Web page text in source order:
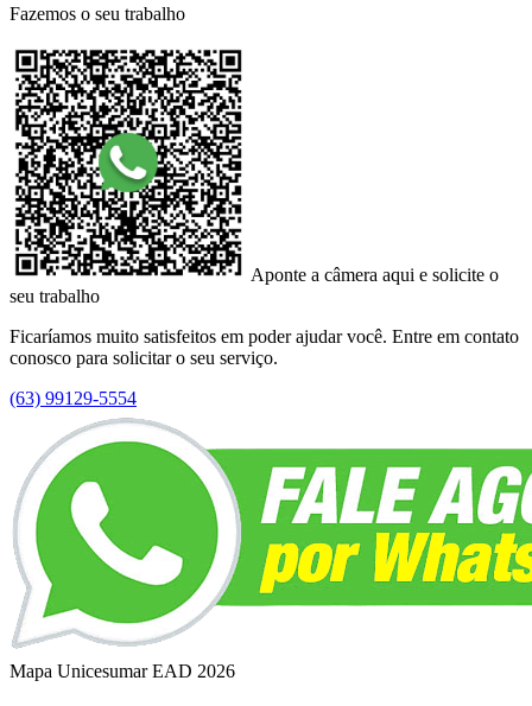
Fazemos o seu trabalho
Aponte a câmera aqui e solicite o
seu trabalho
Ficaríamos muito satisfeitos em poder ajudar você. Entre em contato
conosco para solicitar o seu serviço.
(63) 99129-5554
Mapa Unicesumar EAD 2026